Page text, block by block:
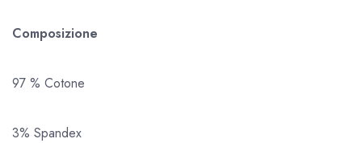
Composizione
97 % Cotone
3% Spandex